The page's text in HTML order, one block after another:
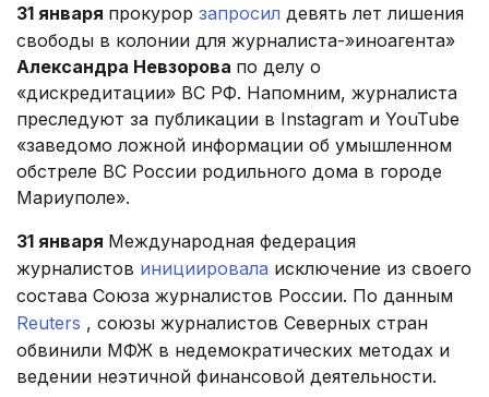
31 января прокурор запросил девять лет лишения
свободы в колонии для журналиста-»иноагента»
Александра Невзорова по делу о
«дискредитации» ВС РФ. Напомним, журналиста
преследуют за публикации в Instagram и YouTube
«заведомо ложной информации об умышленном
обстреле ВС России родильного дома в городе
Мариуполе».
31 января Международная федерация
журналистов инициировала исключение из своего
состава Союза журналистов России. По данным
Reuters , союзы журналистов Северных стран
обвинили МФЖ в недемократических методах и
ведении неэтичной финансовой деятельности.